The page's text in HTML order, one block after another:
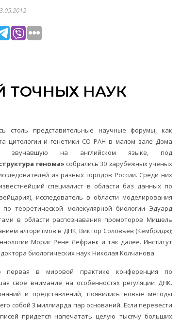
ТОЧНЫХ НАУК
столь представительные научные форумы, как
цитологии и генетики СО РАН в малом зале Дома
звучавшую на английском языке, под
генома» собрались 30 зарубежных ученых
из разных городов России. Среди них
специалист в области баз данных по
исследователь в области моделирования
теоретической молекулярной биологии Эдуард
в области распознавания промоторов Мишель
алгоритмов в ДНК, Виктор Соловьев (Кембридж);
Морис Рене Лефранк и так далее. Институт
биологических наук Николая Колчанова.
первая в мировой практике конференция по
свое внимание на особенностях регуляции ДНК.
и представлений, появились новые методы
собой 3 миллиарда пар оснований. Если перевести
придется напечатать целую тысячу больших